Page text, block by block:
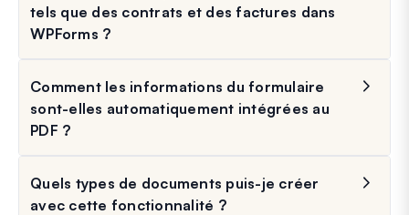
tels que des contrats et des factures dans
WPForms ?
Comment les informations du formulaire
sont-elles automatiquement intégrées au
PDF ?
Quels types de documents puis-je créer
avec cette fonctionnalité ?